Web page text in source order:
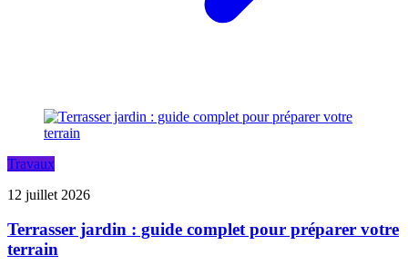
Travaux
12 juillet 2026
Terrasser jardin : guide complet pour préparer votre
terrain